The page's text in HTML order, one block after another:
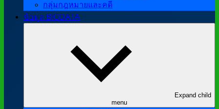
กลุ่มกฎหมายและคดี
ข้อมูล BIGDATA
Expand child
menu